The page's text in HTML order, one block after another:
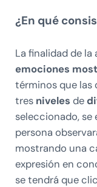
¿En qué
La finalidad de
emociones
términos que las
tres niveles de
seleccionado, se
persona
mostrando una
expresión en
se tendrá que